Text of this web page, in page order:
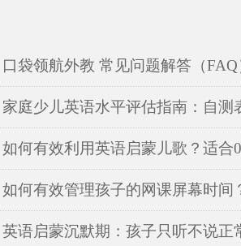
口袋领航外教 常见问题解答（FAQ
家庭少儿英语水平评估指南：自测
如何有效利用英语启蒙儿歌？适合
如何有效管理孩子的网课屏幕时
英语启蒙沉默期：孩子只听不说正